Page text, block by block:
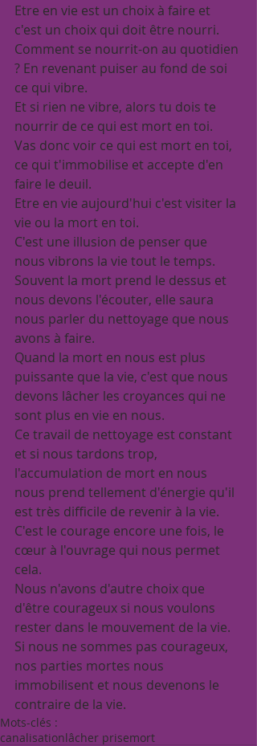
Etre en vie est un choix à faire et
c'est un choix qui doit être nourri.
Comment se nourrit-on au quotidien
? En revenant puiser au fond de soi
ce qui vibre.
Et si rien ne vibre, alors tu dois te
nourrir de ce qui est mort en toi.
Vas donc voir ce qui est mort en toi,
ce qui t'immobilise et accepte d'en
faire le deuil.
Etre en vie aujourd'hui c'est visiter la
vie ou la mort en toi.
C'est une illusion de penser que
nous vibrons la vie tout le temps.
Souvent la mort prend le dessus et
nous devons l'écouter, elle saura
nous parler du nettoyage que nous
avons à faire.
Quand la mort en nous est plus
puissante que la vie, c'est que nous
devons lâcher les croyances qui ne
sont plus en vie en nous.
Ce travail de nettoyage est constant
et si nous tardons trop,
l'accumulation de mort en nous
nous prend tellement d'énergie qu'il
est très difficile de revenir à la vie.
C'est le courage encore une fois, le
cœur à l'ouvrage qui nous permet
cela.
Nous n'avons d'autre choix que
d'être courageux si nous voulons
rester dans le mouvement de la vie.
Si nous ne sommes pas courageux,
nos parties mortes nous
immobilisent et nous devenons le
contraire de la vie.
Mots-clés :
canalisationlâcher prisemort